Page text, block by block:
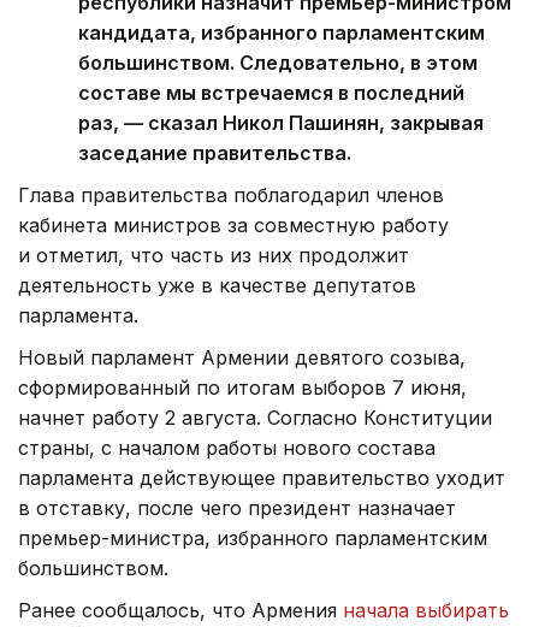
кандидата, избранного парламентским
большинством. Следовательно, в этом
составе мы встречаемся в последний
раз, — сказал Никол Пашинян, закрывая
заседание правительства.
Глава правительства поблагодарил членов
кабинета министров за совместную работу
и отметил, что часть из них продолжит
деятельность уже в качестве депутатов
парламента.
Новый парламент Армении девятого созыва,
сформированный по итогам выборов 7 июня,
начнет работу 2 августа. Согласно Конституции
страны, с началом работы нового состава
парламента действующее правительство уходит
в отставку, после чего президент назначает
премьер-министра, избранного парламентским
большинством.
Ранее сообщалось, что Армения начала выбирать